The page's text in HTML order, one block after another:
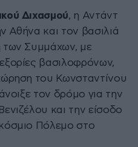
Διχασμού, η Αντάντ
Αθήνα και τον βασιλιά
των Συμμάχων, με
βασιλοφρόνων,
του Κωνσταντίνου
τον δρόμο για την
και την είσοδο
Πόλεμο στο